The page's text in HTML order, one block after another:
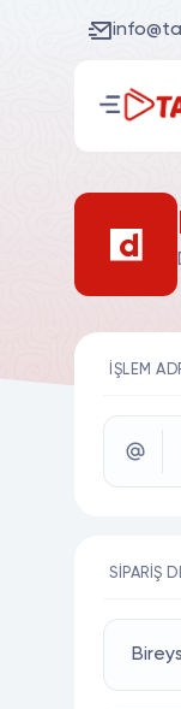
İŞLEM
SIPARIŞ